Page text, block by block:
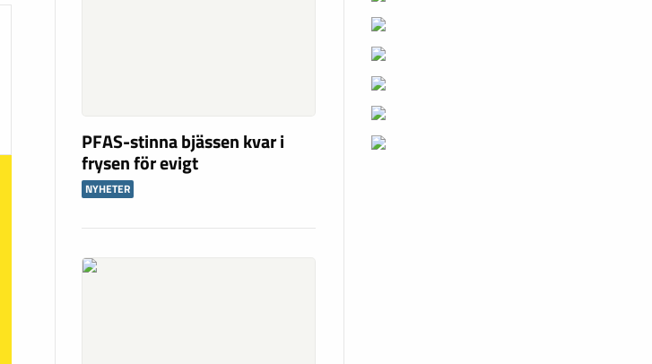
PFAS-stinna bjässen kvar i
frysen för evigt
NYHETER